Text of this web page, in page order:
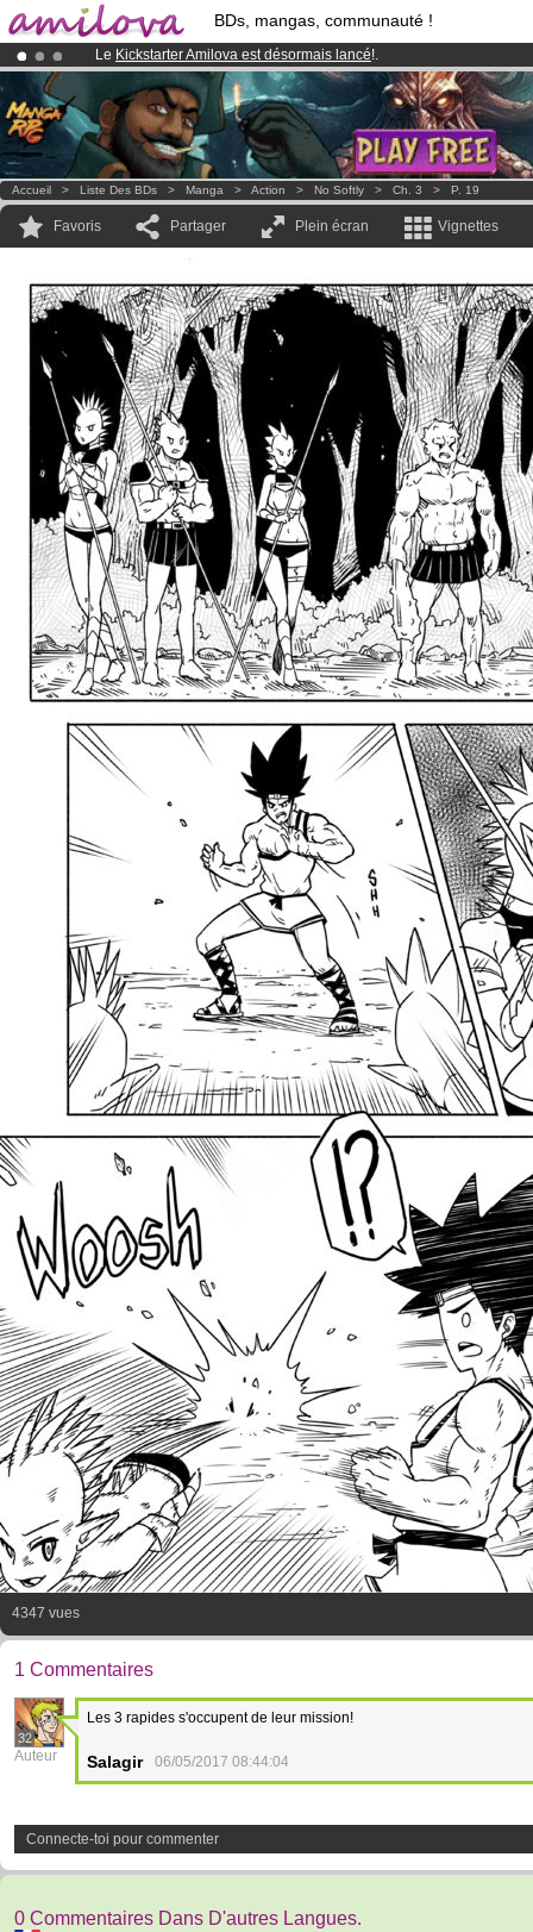
BDs, mangas, communauté !
Le Kickstarter Amilova est désormais lancé!.
Abonnement premium: à partir de3.95 eurospar mois !Clique ici
Déjà 100000membreset 1000BDs & Mangas!
Accueil > Liste Des BDs > Manga > Action > No Softly > Ch. 3 > P. 19
Favoris Partager Plein écran Vignettes
4347 vues
1 Commentaires
32
Auteur
Les 3 rapides s'occupent de leur mission!
Salagir 06/05/2017 08:44:04
Connecte-toi pour commenter
0 Commentaires Dans D'autres Langues.